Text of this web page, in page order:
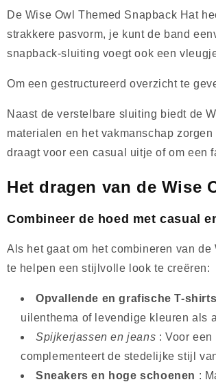
De Wise Owl Themed Snapback Hat
strakkere pasvorm, je kunt de band
snapback-sluiting voegt ook een
Om een ​​gestructureerd overzicht te
Naast de verstelbare sluiting biedt de
materialen en het vakmanschap
draagt ​​voor een casual uitje of om een
Het dragen van de Wise
Combineer de hoed met casual
Als het gaat om het combineren van
te helpen een stijlvolle look te creëren:
Opvallende en grafische T-shirts
uilenthema of levendige kleuren als
Spijkerjassen en jeans : Voor
complementeert de stedelijke stijl
Sneakers en hoge schoenen :